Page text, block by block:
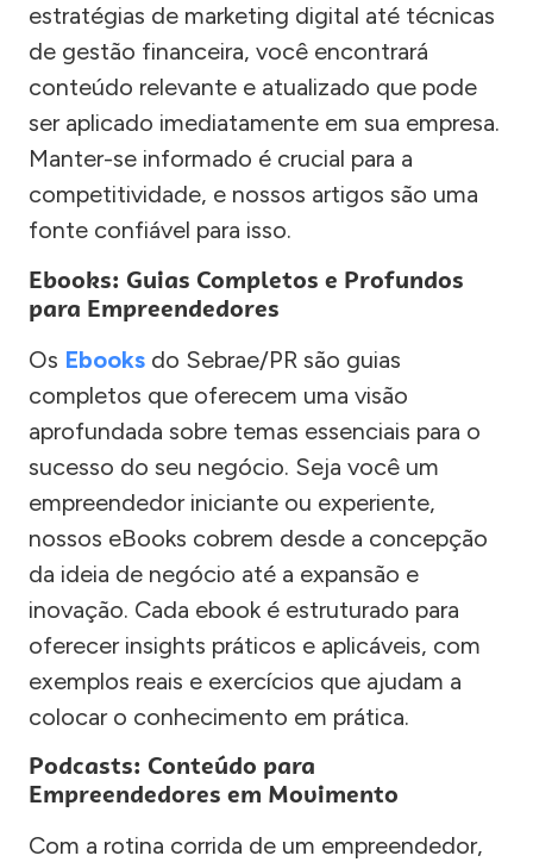
estratégias de marketing digital até técnicas
de gestão financeira, você encontrará
conteúdo relevante e atualizado que pode
ser aplicado imediatamente em sua empresa.
Manter-se informado é crucial para a
competitividade, e nossos artigos são uma
fonte confiável para isso.
Ebooks: Guias Completos e Profundos
para Empreendedores
Os Ebooks do Sebrae/PR são guias
completos que oferecem uma visão
aprofundada sobre temas essenciais para o
sucesso do seu negócio. Seja você um
empreendedor iniciante ou experiente,
nossos eBooks cobrem desde a concepção
da ideia de negócio até a expansão e
inovação. Cada ebook é estruturado para
oferecer insights práticos e aplicáveis, com
exemplos reais e exercícios que ajudam a
colocar o conhecimento em prática.
Podcasts: Conteúdo para
Empreendedores em Movimento
Com a rotina corrida de um empreendedor,